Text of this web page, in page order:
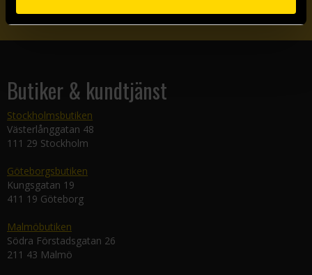
Butiker & kundtjänst
Stockholmsbutiken
Västerlånggatan 48
111 29 Stockholm
Göteborgsbutiken
Kungsgatan 19
411 19 Göteborg
Malmöbutiken
Södra Förstadsgatan 26
211 43 Malmö